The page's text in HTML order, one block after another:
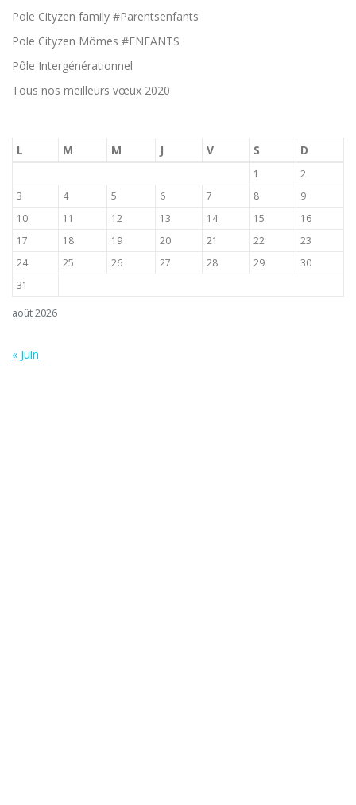
Pole Cityzen family #Parentsenfants
Pole Cityzen Mômes #ENFANTS
Pôle Intergénérationnel
Tous nos meilleurs vœux 2020
août 2026
L M M J V S D
1
2
3
4 5 6 7 8
9
10
11 12 13 14 15
16
17
18 19 20 21 22
23
24
25 26 27 28 29
30
31
« Juin